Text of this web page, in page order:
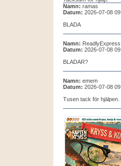
Namn: ramas
Datum: 2026-07-08
BLADA
Namn: ReadlyExpress
Datum: 2026-07-08
BLADAR?
Namn: emem
Datum: 2026-07-08
Tusen tack för hjälpen.